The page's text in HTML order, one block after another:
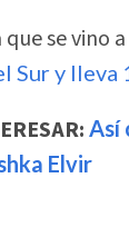
se vino
Sur y lleva
Así
Elvir